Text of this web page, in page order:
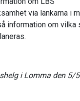
via länkarna i
information om vilka
i Lomma den 5/